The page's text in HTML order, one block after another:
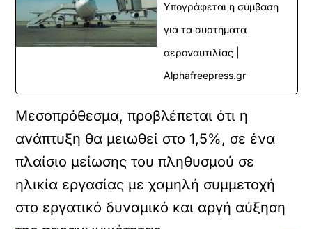
Υπογράφεται η σύμβαση
για τα συστήματα
αεροναυτιλίας |
Alphafreepress.gr
Μεσοπρόθεσμα, προβλέπεται ότι η
ανάπτυξη θα μειωθεί στο 1,5%, σε ένα
πλαίσιο μείωσης του πληθυσμού σε
ηλικία εργασίας με χαμηλή συμμετοχή
στο εργατικό δυναμικό και αργή αύξηση